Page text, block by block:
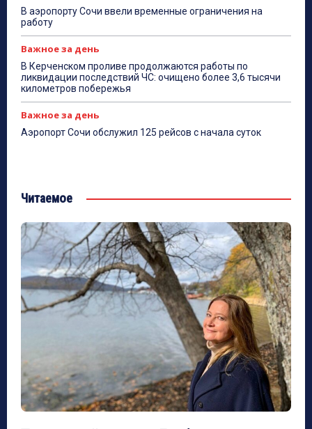
В аэропорту Сочи ввели временные ограничения на
работу
Важное за день
В Керченском проливе продолжаются работы по
ликвидации последствий ЧС: очищено более 3,6 тысячи
километров побережья
Важное за день
Аэропорт Сочи обслужил 125 рейсов с начала суток
Читаемое